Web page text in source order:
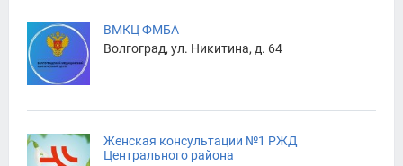
ВМКЦ ФМБА
Волгоград, ул. Никитина, д. 64
Женская консультации №1 РЖД
Центрального района